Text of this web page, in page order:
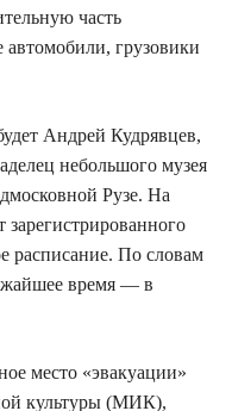
часть
автомобили, грузовики
Андрей Кудрявцев,
небольшого музея
Рузе. На
зарегистрированного
расписание. По словам
время — в
место «эвакуации»
культуры (МИК),